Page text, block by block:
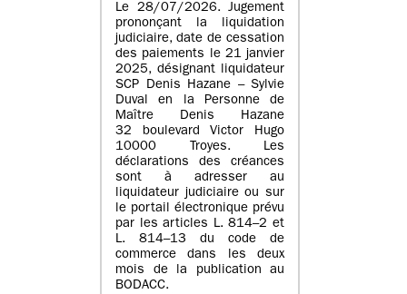
Le 28/07/2026. Jugement
prononçant la liquidation
judiciaire, date de cessation
des paiements le 21 janvier
2025, désignant liquidateur
SCP Denis Hazane – Sylvie
Duval en la Personne de
Maître Denis Hazane
32 boulevard Victor Hugo
10000 Troyes. Les
déclarations des créances
sont à adresser au
liquidateur judiciaire ou sur
le portail électronique prévu
par les articles L. 814–2 et
L. 814–13 du code de
commerce dans les deux
mois de la publication au
BODACC.